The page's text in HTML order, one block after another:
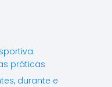
práticas
durante e